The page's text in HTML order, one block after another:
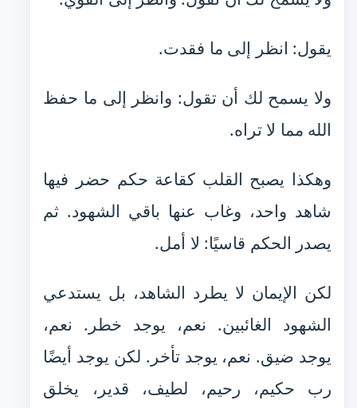
يقول: انظر إلى ما فقدت.
ولا يسمح لك أن تقول: وانظر إلى ما حفظ
الله مما لا تراه.
وهكذا يصبح القلب كقاعة حكم حضر فيها
شاهد واحد، وغاب عنها باقي الشهود. ثم
يصدر الحكم قاسيًا: لا أمل.
لكن الإيمان لا يطرد الشاهد، بل يستدعي
الشهود الغائبين. نعم، يوجد خطر. نعم،
يوجد ضيق. نعم، يوجد تأخر. لكن يوجد أيضًا
رب حكيم، رحيم، لطيف، قدير، يخلق